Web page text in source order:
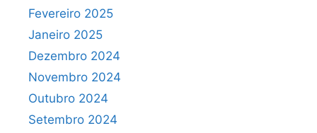
Fevereiro 2025
Janeiro 2025
Dezembro 2024
Novembro 2024
Outubro 2024
Setembro 2024